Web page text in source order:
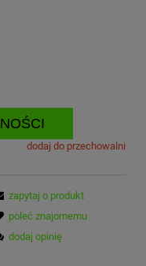
dodaj do przechowalni
zapytaj o produkt
poleć znajomemu
dodaj opinię